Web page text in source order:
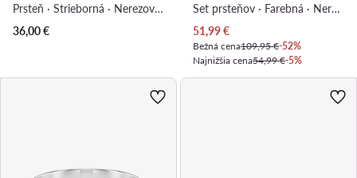
Prsteň · Strieborná · Nerezová oceľ
36,00€
Set prsteňov · Farebná · Nerezová oceľ
Aktuálna cena
51,99€
Bežná cena109,95 €-52%
Najnižšia cena54,99 €-5%